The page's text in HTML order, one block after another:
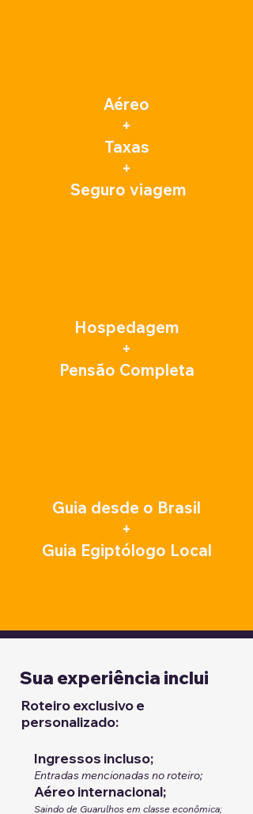
Aéreo
+
Taxas
+
Seguro viagem​
Hospedagem
+
Pensão Completa
Guia desde o Brasil
+
Guia Egiptólogo Local
Sua experiência inclui
Roteiro exclusivo e
personalizado:
Entradas mencionadas no roteiro;
Ingressos incluso;
Aéreo internacional;
Saindo de Guarulhos em classe econômica;